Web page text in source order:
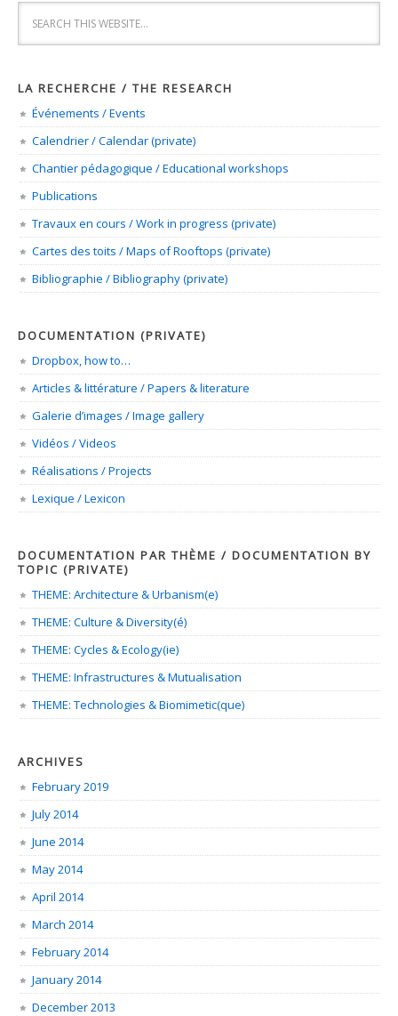
LA RECHERCHE / THE RESEARCH
Événements / Events
Calendrier / Calendar (private)
Chantier pédagogique / Educational workshops
Publications
Travaux en cours / Work in progress (private)
Cartes des toits / Maps of Rooftops (private)
Bibliographie / Bibliography (private)
DOCUMENTATION (PRIVATE)
Dropbox, how to…
Articles & littérature / Papers & literature
Galerie d’images / Image gallery
Vidéos / Videos
Réalisations / Projects
Lexique / Lexicon
DOCUMENTATION PAR THÈME / DOCUMENTATION BY
TOPIC (PRIVATE)
THEME: Architecture & Urbanism(e)
THEME: Culture & Diversity(é)
THEME: Cycles & Ecology(ie)
THEME: Infrastructures & Mutualisation
THEME: Technologies & Biomimetic(que)
ARCHIVES
February 2019
July 2014
June 2014
May 2014
April 2014
March 2014
February 2014
January 2014
December 2013